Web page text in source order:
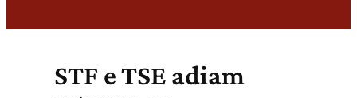
STF e TSE adiam